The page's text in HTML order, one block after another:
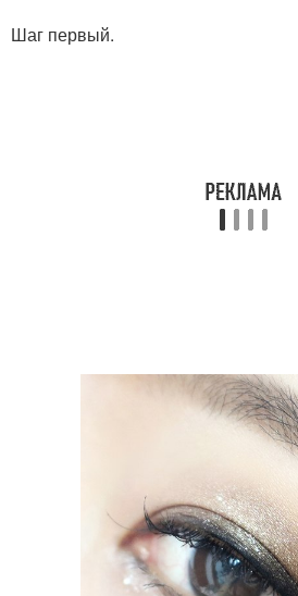
Шаг первый.